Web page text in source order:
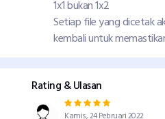
1x1 bukan 1x2
Setiap file yang dicetak
kembali untuk
Rating & Ulasan
Kamis, 24 Pebruari 2022